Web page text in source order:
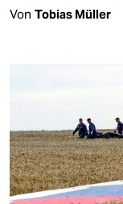
Von Tobias Müller